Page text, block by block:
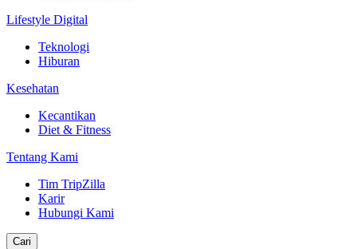
Lifestyle Digital
Teknologi
Hiburan
Kesehatan
Kecantikan
Diet & Fitness
Tentang Kami
Tim TripZilla
Karir
Hubungi Kami
Cari